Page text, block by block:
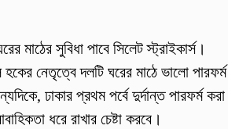
মাঠের সুবিধা পাবে সিলেট স্ট্রাইকার্স।
নেতৃত্বে দলটি ঘরের মাঠে ভালো পারফর্ম
ঢাকার প্রথম পর্বে দুর্দান্ত পারফর্ম করা
ধরে রাখার চেষ্টা করবে।